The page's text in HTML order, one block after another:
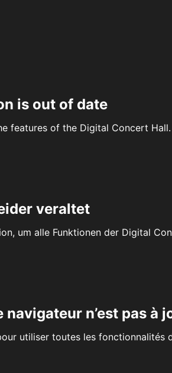
is out of date
features of the Digital Concert Hall.
veraltet
um alle Funktionen der Digital
n’est pas à
utiliser toutes les fonctionnalités